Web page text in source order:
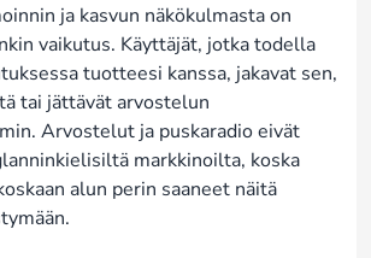
ja kasvun näkökulmasta on
vaikutus. Käyttäjät, jotka todella
tuotteesi kanssa, jakavat sen,
tai jättävät arvostelun
Arvostelut ja puskaradio eivät
markkinoilta, koska
alun perin saaneet näitä